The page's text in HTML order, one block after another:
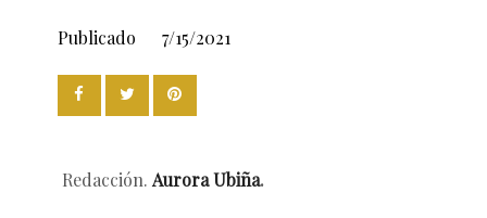
Publicado 7/15/2021
Redacción. Aurora Ubiña.